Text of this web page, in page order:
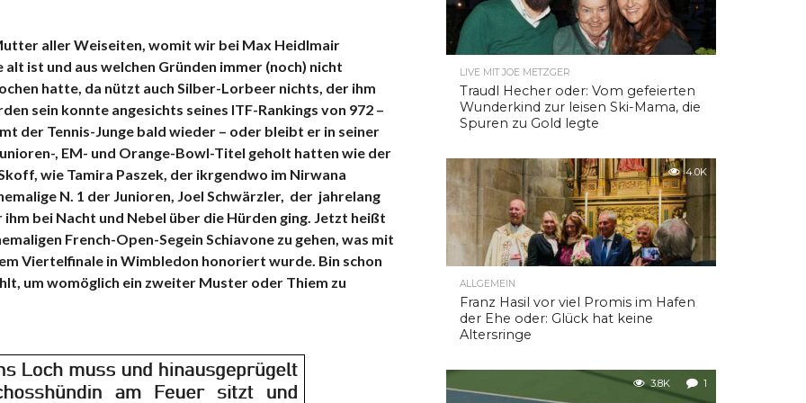
aller Weiseiten, womit wir bei Max Heidlmair
ist und aus welchen Gründen immer (noch) nicht
hatte, da nützt auch Silber-Lorbeer nichts, der ihm
sein konnte angesichts seines ITF-Rankings von 972 –
der Tennis-Junge bald wieder – oder bleibt er in seiner
, EM- und Orange-Bowl-Titel geholt hatten wie der
wie Tamira Paszek, der ikrgendwo im Nirwana
N. 1 der Junioren, Joel Schwärzler, der jahrelang
bei Nacht und Nebel über die Hürden ging. Jetzt heißt
French-Open-Segein Schiavone zu gehen, was mit
Viertelfinale in Wimbledon honoriert wurde. Bin schon
um womöglich ein zweiter Muster oder Thiem zu
LIVE MIT JOE METZGER
Traudl Hecher oder: Vom gefeierten
Wunderkind zur leisen Ski-Mama, die
Spuren zu Gold legte
4.0K
ALLGEMEIN
Franz Hasil vor viel Promis im Hafen
der Ehe oder: Glück hat keine
Altersringe
3.8K 1